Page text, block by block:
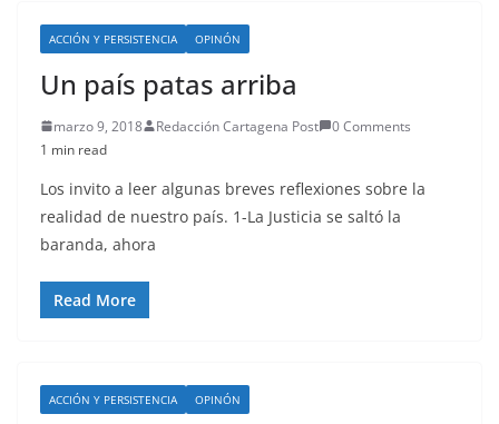
ACCIÓN Y PERSISTENCIA OPINÓN
Un país patas arriba
marzo 9, 2018 Redacción Cartagena Post
0 Comments
1 min read
Los invito a leer algunas breves reflexiones sobre la
realidad de nuestro país. 1-La Justicia se saltó la
baranda, ahora
Read More
ACCIÓN Y PERSISTENCIA OPINÓN